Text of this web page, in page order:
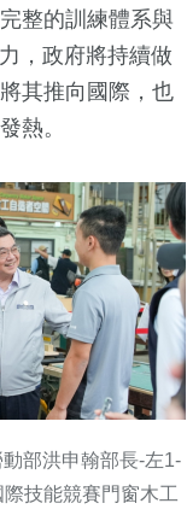
整的訓練體系與
，政府將持續做
其推向國際，也
熱。
部洪申翰部長-左1-
技能競賽門窗木工